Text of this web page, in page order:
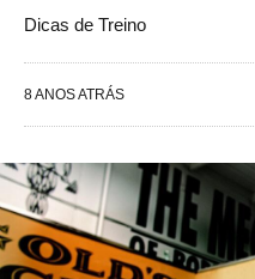
Dicas de Treino
8 ANOS ATRÁS